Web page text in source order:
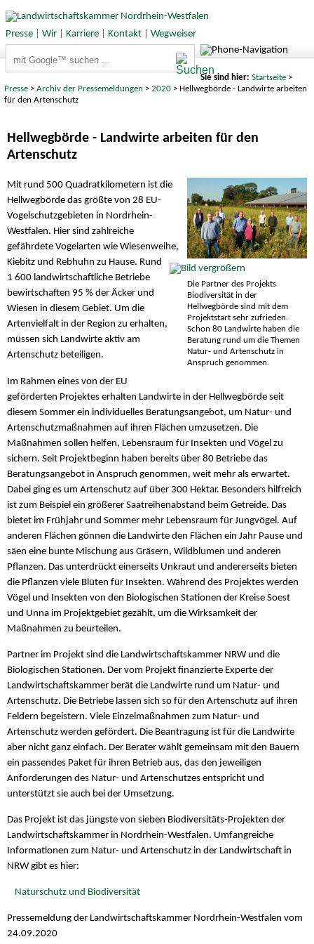
Presse| Wir| Karriere| Kontakt| Wegweiser
Sie sind hier: Startseite>
Presse >Archiv der Pressemeldungen > 2020 > Hellwegbörde - Landwirte arbeiten
für den Artenschutz
Hellwegbörde - Landwirte arbeiten für den
Artenschutz
Die Partner des Projekts
Biodiversität in der
Hellwegbörde sind mit dem
Projektstart sehr zufrieden.
Schon 80 Landwirte haben die
Beratung rund um die Themen
Natur- und Artenschutz in
Anspruch genommen.
Mit rund 500 Quadratkilometern ist die
Hellwegbörde das größte von 28 EU-
Vogelschutzgebieten in Nordrhein-
Westfalen. Hier sind zahlreiche
gefährdete Vogelarten wie Wiesenweihe,
Kiebitz und Rebhuhn zu Hause. Rund
1 600 landwirtschaftliche Betriebe
bewirtschaften 95 % der Äcker und
Wiesen in diesem Gebiet. Um die
Artenvielfalt in der Region zu erhalten,
müssen sich Landwirte aktiv am
Artenschutz beteiligen.
Im Rahmen eines von der EU
geförderten Projektes erhalten Landwirte in der Hellwegbörde seit
diesem Sommer ein individuelles Beratungsangebot, um Natur- und
Artenschutzmaßnahmen auf ihren Flächen umzusetzen. Die
Maßnahmen sollen helfen, Lebensraum für Insekten und Vögel zu
sichern. Seit Projektbeginn haben bereits über 80 Betriebe das
Beratungsangebot in Anspruch genommen, weit mehr als erwartet.
Dabei ging es um Artenschutz auf über 300 Hektar. Besonders hilfreich
ist zum Beispiel ein größerer Saatreihenabstand beim Getreide. Das
bietet im Frühjahr und Sommer mehr Lebensraum für Jungvögel. Auf
anderen Flächen gönnen die Landwirte den Flächen ein Jahr Pause und
säen eine bunte Mischung aus Gräsern, Wildblumen und anderen
Pflanzen. Das unterdrückt einerseits Unkraut und andererseits bieten
die Pflanzen viele Blüten für Insekten. Während des Projektes werden
Vögel und Insekten von den Biologischen Stationen der Kreise Soest
und Unna im Projektgebiet gezählt, um die Wirksamkeit der
Maßnahmen zu beurteilen.
Partner im Projekt sind die Landwirtschaftskammer NRW und die
Biologischen Stationen. Der vom Projekt finanzierte Experte der
Landwirtschaftskammer berät die Landwirte rund um Natur- und
Artenschutz. Die Betriebe lassen sich so für den Artenschutz auf ihren
Feldern begeistern. Viele Einzelmaßnahmen zum Natur- und
Artenschutz werden gefördert. Die Beantragung ist für die Landwirte
aber nicht ganz einfach. Der Berater wählt gemeinsam mit den Bauern
ein passendes Paket für ihren Betrieb aus, das den jeweiligen
Anforderungen des Natur- und Artenschutzes entspricht und
unterstützt sie auch bei der Umsetzung.
Das Projekt ist das jüngste von sieben Biodiversitäts-Projekten der
Landwirtschaftskammer in Nordrhein-Westfalen. Umfangreiche
Informationen zum Natur- und Artenschutz in der Landwirtschaft in
NRW gibt es hier:
Naturschutz und Biodiversität
Pressemeldung der Landwirtschaftskammer Nordrhein-Westfalen vom
24.09.2020